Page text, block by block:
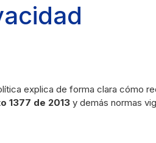
explica de forma clara cómo
1377 de 2013 y demás normas